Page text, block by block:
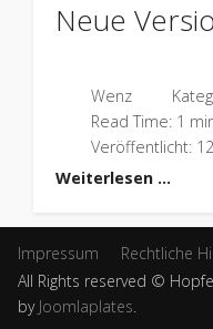
Neue
Wenz
Read Time: 1
Veröffentlicht:
Weiterlesen …
Impressum Rechtliche
All Rights reserved ©
by Joomlaplates.